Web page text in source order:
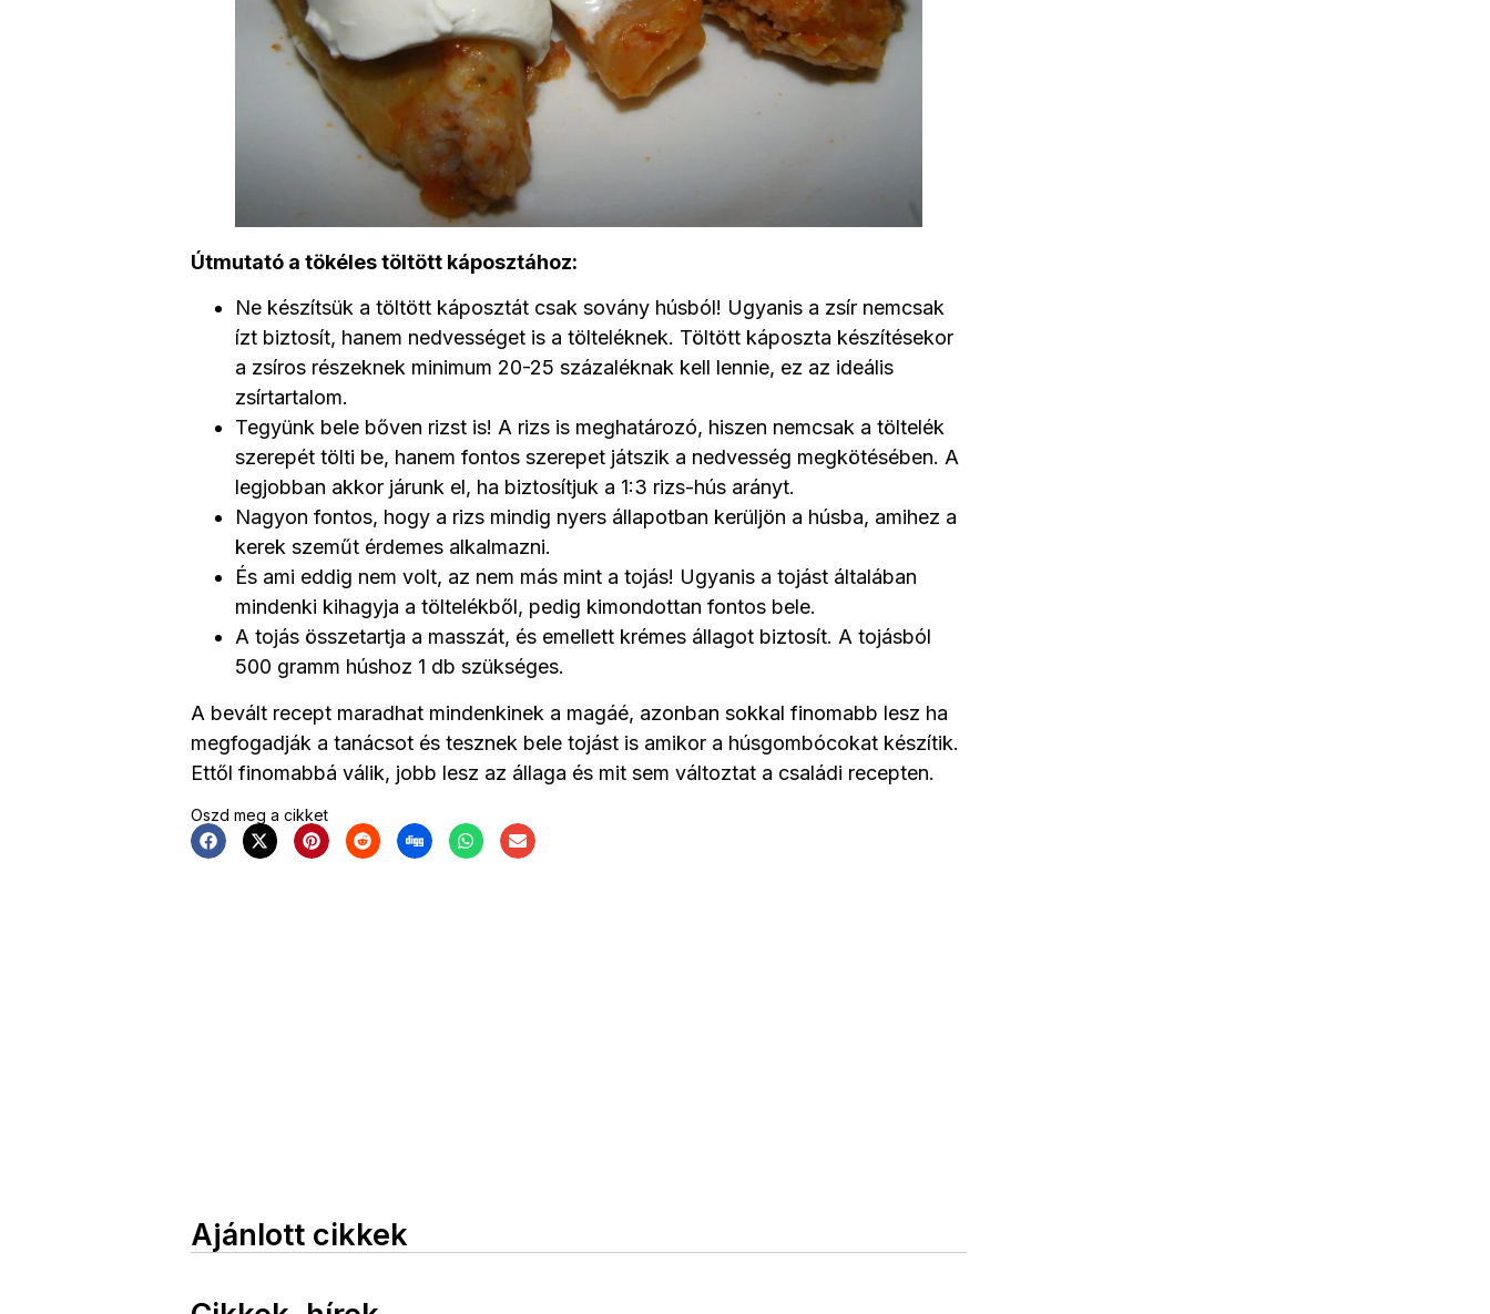
Útmutató a tökéles töltött káposztához:
Ne készítsük a töltött káposztát csak sovány húsból! Ugyanis a zsír nemcsak
ízt biztosít, hanem nedvességet is a tölteléknek. Töltött káposzta készítésekor
a zsíros részeknek minimum 20-25 százaléknak kell lennie, ez az ideális
zsírtartalom.
Tegyünk bele bőven rizst is! A rizs is meghatározó, hiszen nemcsak a töltelék
szerepét tölti be, hanem fontos szerepet játszik a nedvesség megkötésében. A
legjobban akkor járunk el, ha biztosítjuk a 1:3 rizs-hús arányt.
Nagyon fontos, hogy a rizs mindig nyers állapotban kerüljön a húsba, amihez a
kerek szeműt érdemes alkalmazni.
És ami eddig nem volt, az nem más mint a tojás! Ugyanis a tojást általában
mindenki kihagyja a töltelékből, pedig kimondottan fontos bele.
A tojás összetartja a masszát, és emellett krémes állagot biztosít. A tojásból
500 gramm húshoz 1 db szükséges.
A bevált recept maradhat mindenkinek a magáé, azonban sokkal finomabb lesz ha
megfogadják a tanácsot és tesznek bele tojást is amikor a húsgombócokat készítik.
Ettől finomabbá válik, jobb lesz az állaga és mit sem változtat a családi recepten.
Oszd meg a cikket
Ajánlott cikkek